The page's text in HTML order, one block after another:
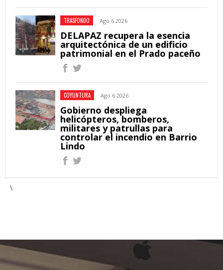
TRASFONDO Ago 6 2026
DELAPAZ recupera la esencia
arquitectónica de un edificio
patrimonial en el Prado paceño
COYUNTURA Ago 6 2026
Gobierno despliega
helicópteros, bomberos,
militares y patrullas para
controlar el incendio en Barrio
Lindo
\